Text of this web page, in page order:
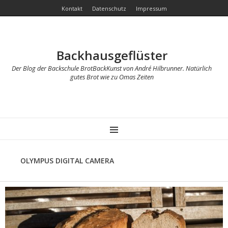
Kontakt Datenschutz Impressum
Backhausgeflüster
Der Blog der Backschule BrotBackKunst von André Hilbrunner. Natürlich
gutes Brot wie zu Omas Zeiten
MENU
OLYMPUS DIGITAL CAMERA